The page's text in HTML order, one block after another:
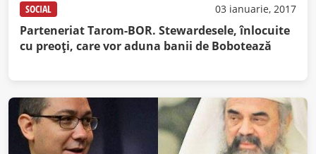
SOCIAL 03 ianuarie, 2017
Parteneriat Tarom-BOR. Stewardesele, înlocuite
cu preoţi, care vor aduna banii de Bobotează